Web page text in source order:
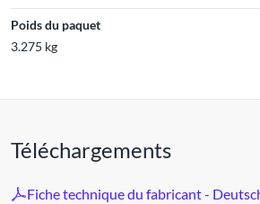
Poids du paquet
3.275 kg
Téléchargements
Fiche technique du fabricant -